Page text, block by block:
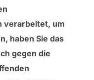
verarbeitet, um
haben Sie das
gegen die